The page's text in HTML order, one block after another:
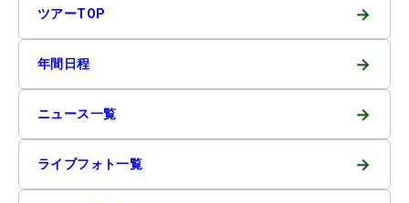
ツアーTOP →
年間日程 →
ニュース一覧 →
ライブフォト一覧 →